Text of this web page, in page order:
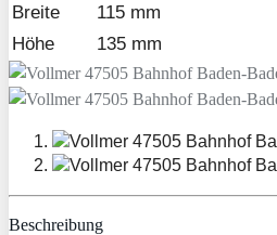
Breite
115 mm
Höhe
135 mm
Beschreibung